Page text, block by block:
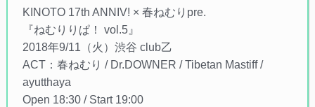
KINOTO 17th ANNIV! × 春ねむりpre.
『ねむりりぱ！ vol.5』
2018年9/11（火）渋谷 club乙
ACT：春ねむり / Dr.DOWNER / Tibetan Mastiff /
ayutthaya
Open 18:30 / Start 19:00